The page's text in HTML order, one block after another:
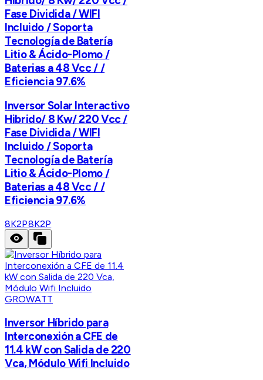
Fase Dividida / WIFI
Incluido / Soporta
Tecnología de Batería
Litio & Ácido-Plomo /
Baterias a 48 Vcc / /
Eficiencia 97.6%
Inversor Solar Interactivo
Hibrido/ 8 Kw/ 220 Vcc /
Fase Dividida / WIFI
Incluido / Soporta
Tecnología de Batería
Litio & Ácido-Plomo /
Baterias a 48 Vcc / /
Eficiencia 97.6%
8K2P8K2P
GROWATT
Inversor Híbrido para
Interconexión a CFE de
11.4 kW con Salida de 220
Vca, Módulo Wifi Incluido